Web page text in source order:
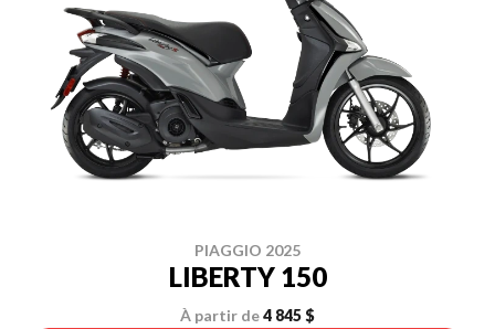
PIAGGIO 2025
LIBERTY 150
À partir de4 845 $